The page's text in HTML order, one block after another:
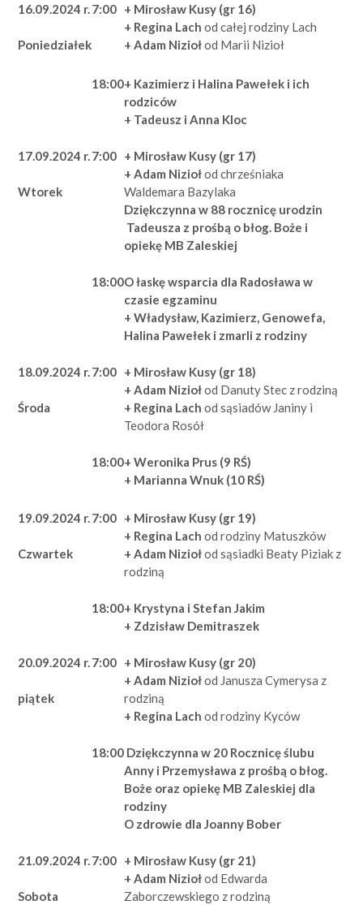
16.09.2024 r.
Poniedziałek
7:00 + Mirosław Kusy (gr 16)
+ Regina Lach od całej rodziny Lach
+ Adam Niziołod Marii Nizioł
18:00+ Kazimierz i Halina Pawełek i ich
rodziców
+ Tadeusz i Anna Kloc
17.09.2024 r.
Wtorek
7:00 + Mirosław Kusy (gr 17)
+ Adam Niziołod chrześniaka
Waldemara Bazylaka
Dziękczynna w 88 rocznicę urodzin
Tadeusza z prośbą o błog. Boże i
opiekę MB Zaleskiej
18:00O łaskę wsparcia dla Radosława w
czasie egzaminu
+ Władysław, Kazimierz, Genowefa,
Halina Pawełek i zmarli z rodziny
18.09.2024 r.
Środa
7:00 + Mirosław Kusy (gr 18)
+ Adam Niziołod Danuty Stec z rodziną
+ Regina Lach od sąsiadów Janiny i
Teodora Rosół
18:00+ Weronika Prus (9 RŚ)
+ Marianna Wnuk (10 RŚ)
19.09.2024 r.
Czwartek
7:00 + Mirosław Kusy (gr 19)
+ Regina Lach od rodziny Matuszków
+ Adam Niziołod sąsiadki Beaty Piziak z
rodziną
18:00+ Krystyna i Stefan Jakim
+ Zdzisław Demitraszek
20.09.2024 r.
piątek
7:00 + Mirosław Kusy (gr 20)
+ Adam Niziołod Janusza Cymerysa z
rodziną
+ Regina Lach od rodziny Kyców
18:00 Dziękczynna w 20 Rocznicę ślubu
Anny i Przemysława z prośbą o błog.
Boże oraz opiekę MB Zaleskiej dla
rodziny
O zdrowie dla Joanny Bober
21.09.2024 r.
Sobota
7:00 + Mirosław Kusy (gr 21)
+ Adam Niziołod Edwarda
Zaborczewskiego z rodziną